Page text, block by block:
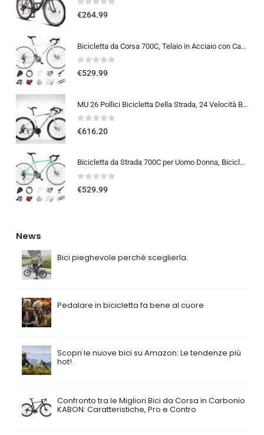
0out of 5
€264.99
Bicicletta da Corsa 700C, Telaio in Acciaio con Cambio a 24/27/30 Marce, Bicicletta da Strada per Uomo Donna, Bici da Stra…
0out of 5
€529.99
MU 26 Pollici Bicicletta Della Strada, 24 Velocità Bici, Doppio Disco Freno, Acciaio Al Carbonio Telaio, Strada Biciclette…
0out of 5
€616.20
Bicicletta da Strada 700C per Uomo Donna, Bicicletta da Corsa con Freno a Disco 24/27/30 velocità, Telaio in Acciaio ad Al…
0out of 5
€529.99
News
Bici pieghevole perchè sceglierla.
Pedalare in bicicletta fa bene al cuore
Scopri le nuove bici su Amazon: Le tendenze più
hot!
Confronto tra le Migliori Bici da Corsa in Carbonio
KABON: Caratteristiche, Pro e Contro